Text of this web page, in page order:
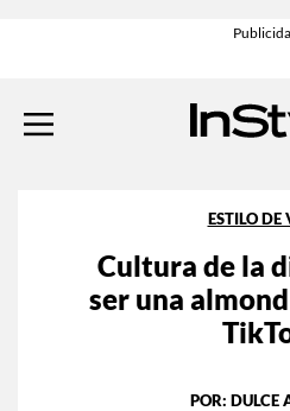
ESTILO DE
Cultura de la
ser una
POR: DULCE